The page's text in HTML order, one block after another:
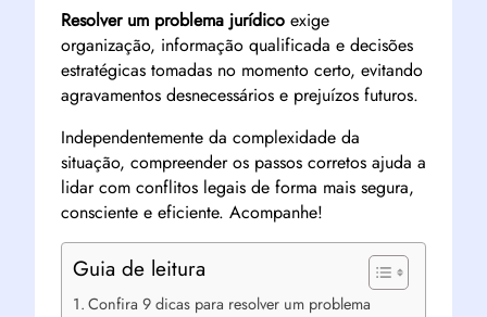
Resolver um problema jurídico exige
organização, informação qualificada e decisões
estratégicas tomadas no momento certo, evitando
agravamentos desnecessários e prejuízos futuros.
Independentemente da complexidade da
situação, compreender os passos corretos ajuda a
lidar com conflitos legais de forma mais segura,
consciente e eficiente. Acompanhe!
Guia de leitura
Confira 9 dicas para resolver um problema